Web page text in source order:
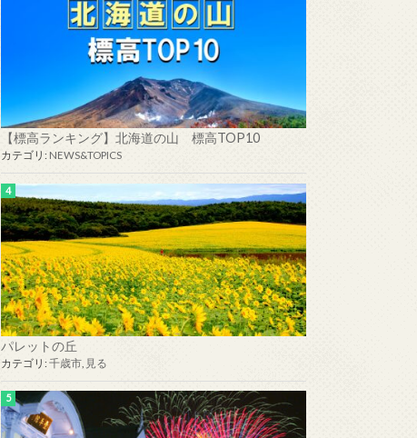
【標高ランキング】北海道の山 標高TOP10
カテゴリ: NEWS&TOPICS
パレットの丘
カテゴリ: 千歳市 見る